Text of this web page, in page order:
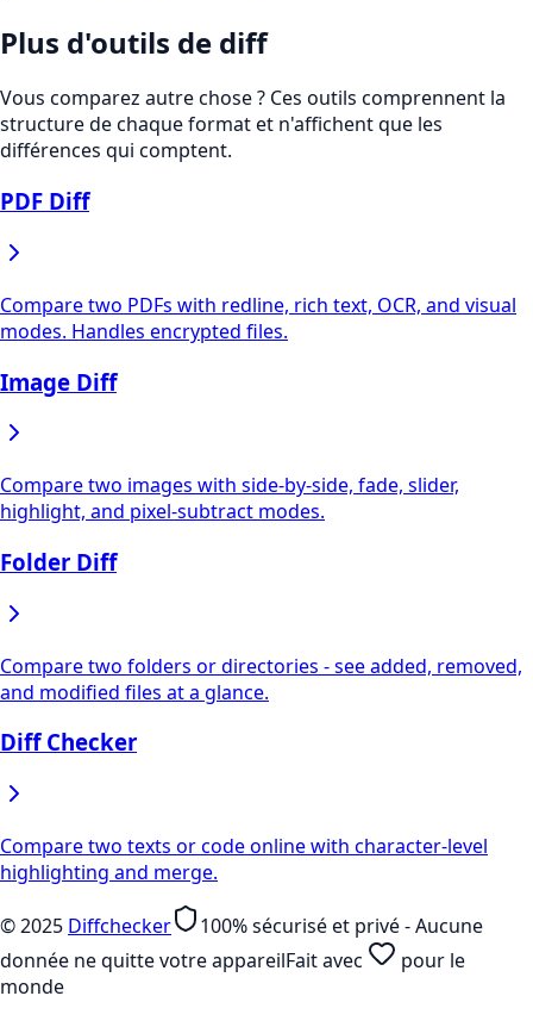
Plus d'outils de diff
Vous comparez autre chose ? Ces outils comprennent la
structure de chaque format et n'affichent que les
différences qui comptent.
PDF Diff
Compare two PDFs with redline, rich text, OCR, and visual
modes. Handles encrypted files.
Image Diff
Compare two images with side-by-side, fade, slider,
highlight, and pixel-subtract modes.
Folder Diff
Compare two folders or directories - see added, removed,
and modified files at a glance.
Diff Checker
Compare two texts or code online with character-level
highlighting and merge.
©2025 Diffchecker
100% sécurisé et privé - Aucune
donnée ne quitte votre appareilFait avec
pour le
monde